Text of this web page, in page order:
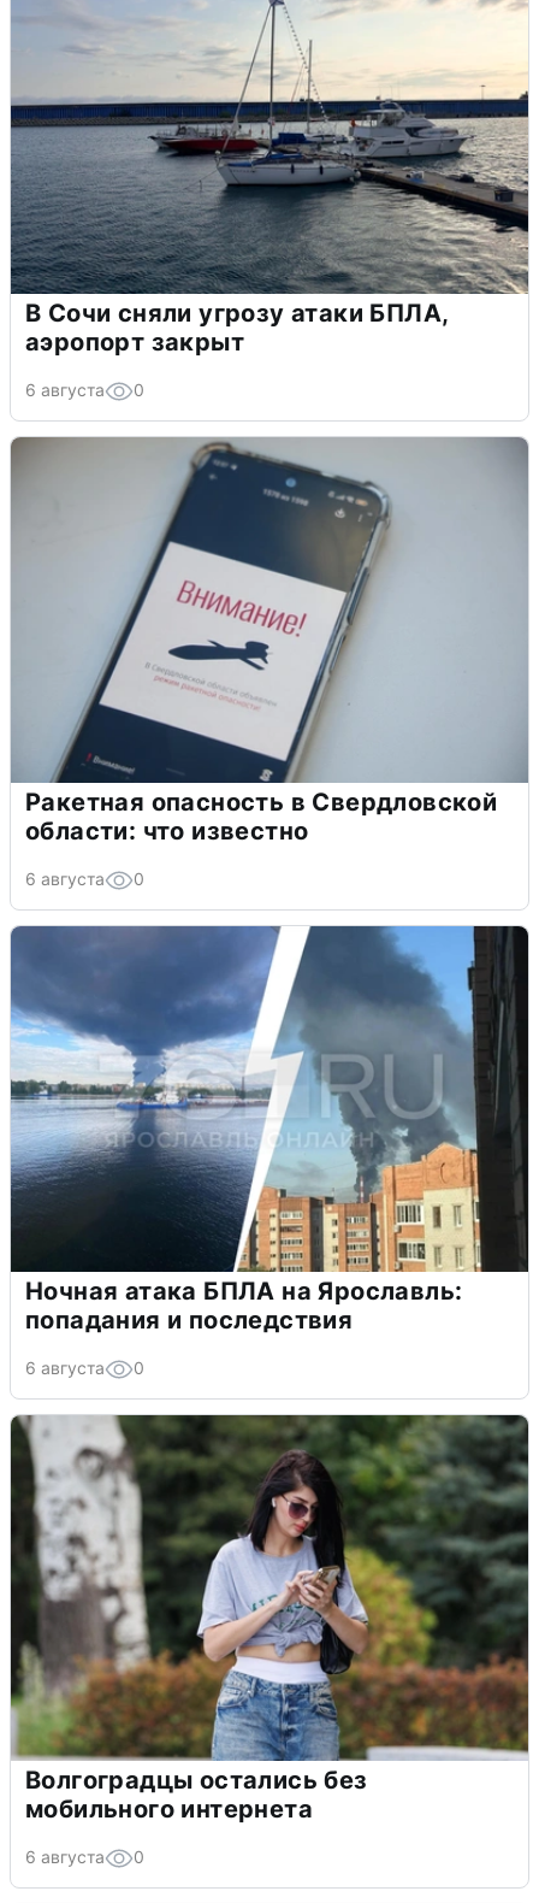
В Сочи сняли угрозу атаки БПЛА,
аэропорт закрыт
6 августа 0
Ракетная опасность в Свердловской
области: что известно
6 августа 0
Ночная атака БПЛА на Ярославль:
попадания и последствия
6 августа 0
Волгоградцы остались без
мобильного интернета
6 августа 0